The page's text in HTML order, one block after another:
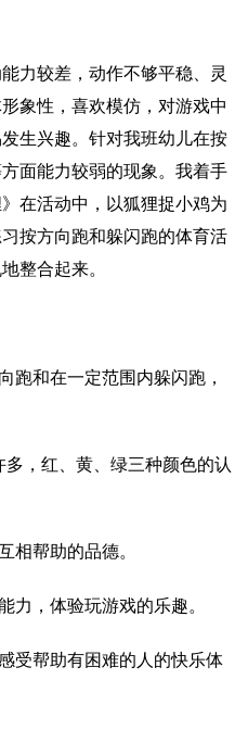
较差，动作不够平稳、灵
象性，喜欢模仿，对游戏中
生兴趣。针对我班幼儿在按
面能力较弱的现象。我着手
在活动中，以狐狸捉小鸡为
按方向跑和躲闪跑的体育活
整合起来。
和在一定范围内躲闪跑，
，红、黄、绿三种颜色的认
帮助的品德。
，体验玩游戏的乐趣。
帮助有困难的人的快乐体